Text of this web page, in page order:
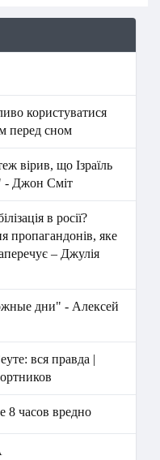
користуватися
перед сном
вірив, що Ізраїль
- Джон Сміт
в росії?
пропагандонів, яке
– Джулія
дни" - Алексей
вся правда |
8 часов вредно